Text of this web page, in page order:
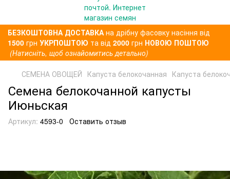
БЕЗКОШТОВНА ДОСТАВКАна дрібну фасовку насіння від
1500 грн УКРПОШТОЮ та від 2000 грн НОВОЮ ПОШТОЮ
(Натисніть, щоб ознайомитись детально)
СЕМЕНА ОВОЩЕЙ Капуста белокочанная Капуста
Семена белокочанной капусты
Июньская
Артикул: 4593-0 Оставить отзыв